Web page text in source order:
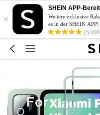
×
SHEIN APP-
Weitere exklusive
es in der SHEIN APP!